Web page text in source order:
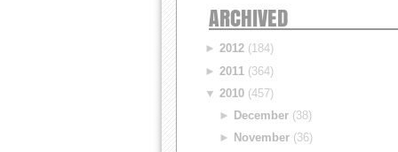
ARCHIVED
►2012 (184)
►2011 (364)
▼2010 (457)
►
December(38)
►
November(36)